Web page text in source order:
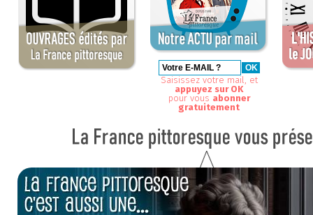
Saisissez votre mail, et
appuyez sur OK
pour vous abonner
gratuitement